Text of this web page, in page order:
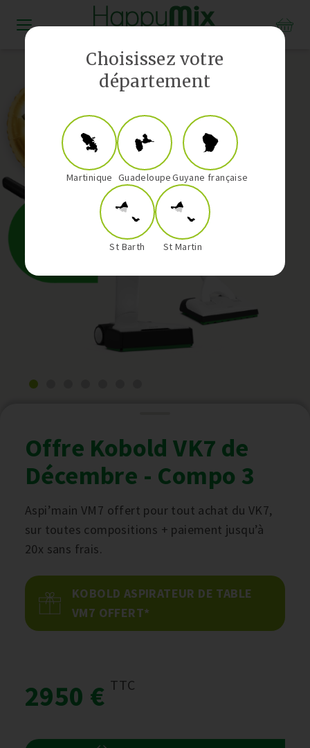
Offre Kobold VK7 de
Décembre - Compo 3
Aspi’main VM7 offert pour tout achat du VK7,
sur toutes compositions + paiement jusqu’à
20x sans frais.
KOBOLD ASPIRATEUR DE TABLE
VM7 OFFERT*
2950 € TTC
Choisissez votre
département
Martinique GuadeloupeGuyane française
St Barth St Martin